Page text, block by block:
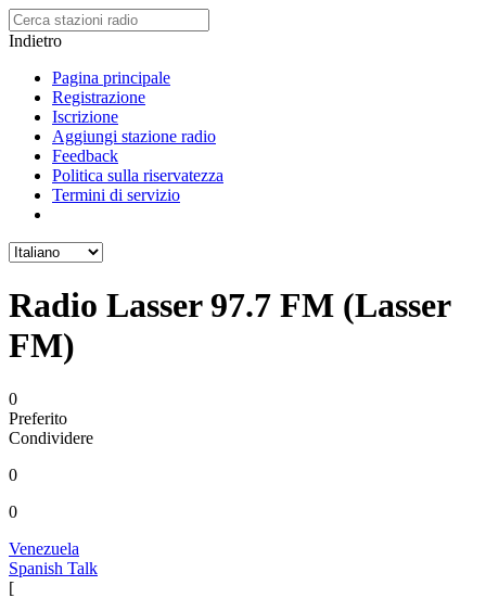
Indietro
Pagina principale
Registrazione
Iscrizione
Aggiungi stazione radio
Feedback
Politica sulla riservatezza
Termini di servizio
Radio Lasser 97.7 FM (Lasser
FM)
0
Preferito
Condividere
0
0
Venezuela
Spanish Talk
[